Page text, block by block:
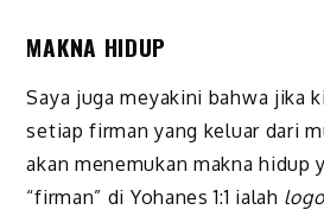
MAKNA HIDUP
Saya juga meyakini bahwa jika
setiap firman yang keluar dari
akan menemukan makna hidup
“firman” di Yohanes 1:1 ialah